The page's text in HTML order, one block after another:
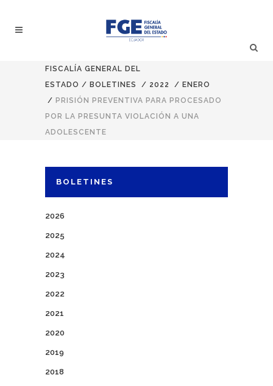
FISCALÍA GENERAL DEL
ESTADO / BOLETINES / 2022 / ENERO
/ PRISIÓN PREVENTIVA PARA PROCESADO
POR LA PRESUNTA VIOLACIÓN A UNA
ADOLESCENTE
BOLETINES
2026
2025
2024
2023
2022
2021
2020
2019
2018